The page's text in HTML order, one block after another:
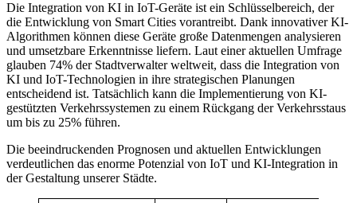
Die Integration von KI in IoT-Geräte ist ein Schlüsselbereich, der
die Entwicklung von Smart Cities vorantreibt. Dank innovativer KI-
Algorithmen können diese Geräte große Datenmengen analysieren
und umsetzbare Erkenntnisse liefern. Laut einer aktuellen Umfrage
glauben 74% der Stadtverwalter weltweit, dass die Integration von
KI und IoT-Technologien in ihre strategischen Planungen
entscheidend ist. Tatsächlich kann die Implementierung von KI-
gestützten Verkehrssystemen zu einem Rückgang der Verkehrsstaus
um bis zu 25% führen.
Die beeindruckenden Prognosen und aktuellen Entwicklungen
verdeutlichen das enorme Potenzial von IoT und KI-Integration in
der Gestaltung unserer Städte.